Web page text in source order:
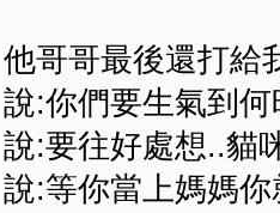
他哥哥最後還打給
說:你們要生氣到何
說:要往好處想..貓
說:等你當上媽媽